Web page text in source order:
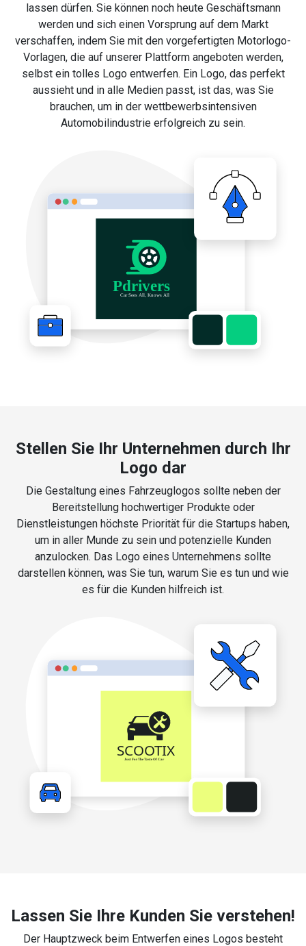
lassen dürfen. Sie können noch heute Geschäftsmann
werden und sich einen Vorsprung auf dem Markt
verschaffen, indem Sie mit den vorgefertigten Motorlogo-
Vorlagen, die auf unserer Plattform angeboten werden,
selbst ein tolles Logo entwerfen. Ein Logo, das perfekt
aussieht und in alle Medien passt, ist das, was Sie
brauchen, um in der wettbewerbsintensiven
Automobilindustrie erfolgreich zu sein.
Stellen Sie Ihr Unternehmen durch Ihr
Logo dar
Die Gestaltung eines Fahrzeuglogos sollte neben der
Bereitstellung hochwertiger Produkte oder
Dienstleistungen höchste Priorität für die Startups haben,
um in aller Munde zu sein und potenzielle Kunden
anzulocken. Das Logo eines Unternehmens sollte
darstellen können, was Sie tun, warum Sie es tun und wie
es für die Kunden hilfreich ist.
Lassen Sie Ihre Kunden Sie verstehen!
Der Hauptzweck beim Entwerfen eines Logos besteht